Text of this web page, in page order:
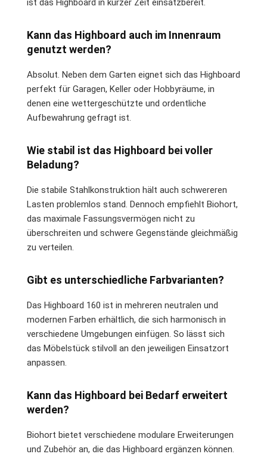
Kann das Highboard auch im Innenraum
genutzt werden?
Absolut. Neben dem Garten eignet sich das Highboard
perfekt für Garagen, Keller oder Hobbyräume, in
denen eine wettergeschützte und ordentliche
Aufbewahrung gefragt ist.
Wie stabil ist das Highboard bei voller
Beladung?
Die stabile Stahlkonstruktion hält auch schwereren
Lasten problemlos stand. Dennoch empfiehlt Biohort,
das maximale Fassungsvermögen nicht zu
überschreiten und schwere Gegenstände gleichmäßig
zu verteilen.
Gibt es unterschiedliche Farbvarianten?
Das Highboard 160 ist in mehreren neutralen und
modernen Farben erhältlich, die sich harmonisch in
verschiedene Umgebungen einfügen. So lässt sich
das Möbelstück stilvoll an den jeweiligen Einsatzort
anpassen.
Kann das Highboard bei Bedarf erweitert
werden?
Biohort bietet verschiedene modulare Erweiterungen
und Zubehör an, die das Highboard ergänzen können.